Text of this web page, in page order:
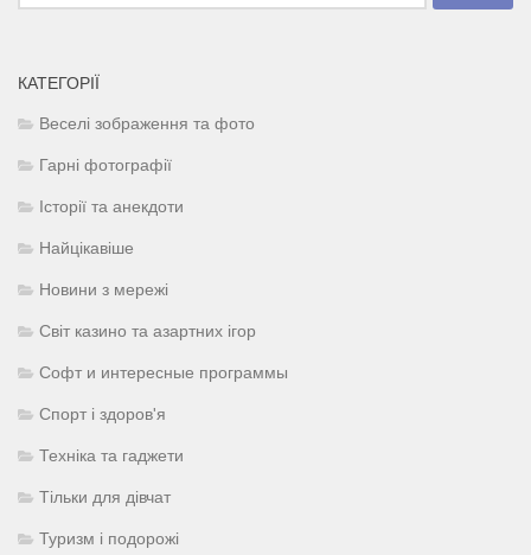
КАТЕГОРІЇ
Веселі зображення та фото
Гарні фотографії
Історії та анекдоти
Найцікавіше
Новини з мережі
Світ казино та азартних ігор
Софт и интересные программы
Спорт і здоров'я
Техніка та гаджети
Тільки для дівчат
Туризм і подорожі